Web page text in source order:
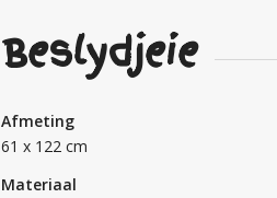
Beslydjeie
Afmeting
61 x 122 cm
Materiaal